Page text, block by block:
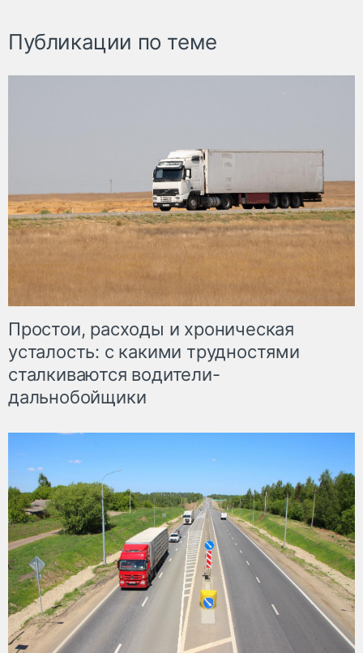
Публикации по теме
Простои, расходы и хроническая
усталость: с какими трудностями
сталкиваются водители-
дальнобойщики